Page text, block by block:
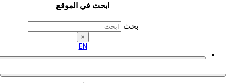
ابحث في الموقع